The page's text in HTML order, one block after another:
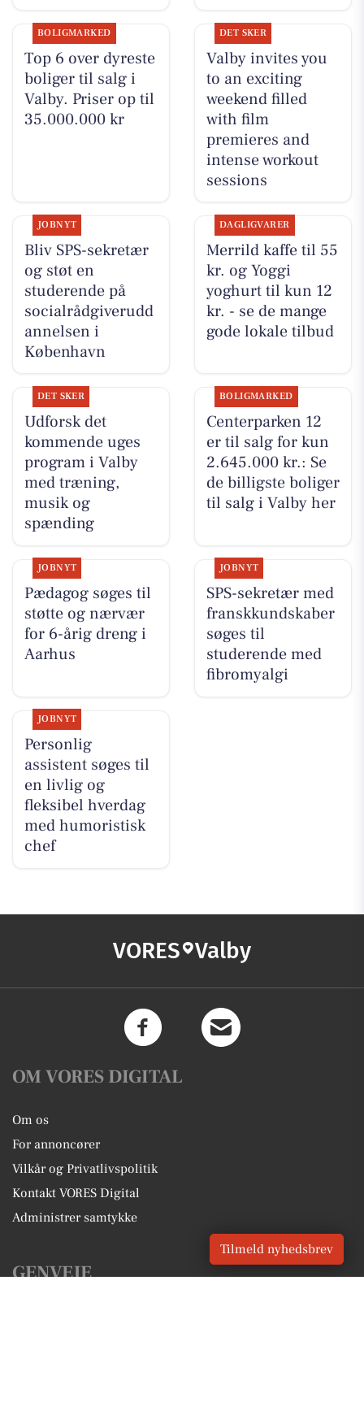
BOLIGMARKED
Top 6 over dyreste
boliger til salg i
Valby. Priser op til
35.000.000 kr
DET SKER
Valby invites you
to an exciting
weekend filled
with film
premieres and
intense workout
sessions
JOBNYT
Bliv SPS-sekretær
og støt en
studerende på
socialrådgiverudd
annelsen i
København
DAGLIGVARER
Merrild kaffe til 55
kr. og Yoggi
yoghurt til kun 12
kr. - se de mange
gode lokale tilbud
DET SKER
Udforsk det
kommende uges
program i Valby
med træning,
musik og
spænding
BOLIGMARKED
Centerparken 12
er til salg for kun
2.645.000 kr.: Se
de billigste boliger
til salg i Valby her
JOBNYT
Pædagog søges til
støtte og nærvær
for 6-årig dreng i
Aarhus
JOBNYT
SPS-sekretær med
franskkundskaber
søges til
studerende med
fibromyalgi
JOBNYT
Personlig
assistent søges til
en livlig og
fleksibel hverdag
med humoristisk
chef
VORES Valby
OM VORES DIGITAL
Om os
For annoncører
Vilkår og Privatlivspolitik
Kontakt VORES Digital
Administrer samtykke
GENVEJE
Tilmeld nyhedsbrev